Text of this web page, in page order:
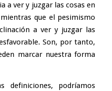
a ver y juzgar las cosas en
que el pesimismo
a ver y juzgar las
Son, por tanto,
marcar nuestra forma
definiciones, podríamos